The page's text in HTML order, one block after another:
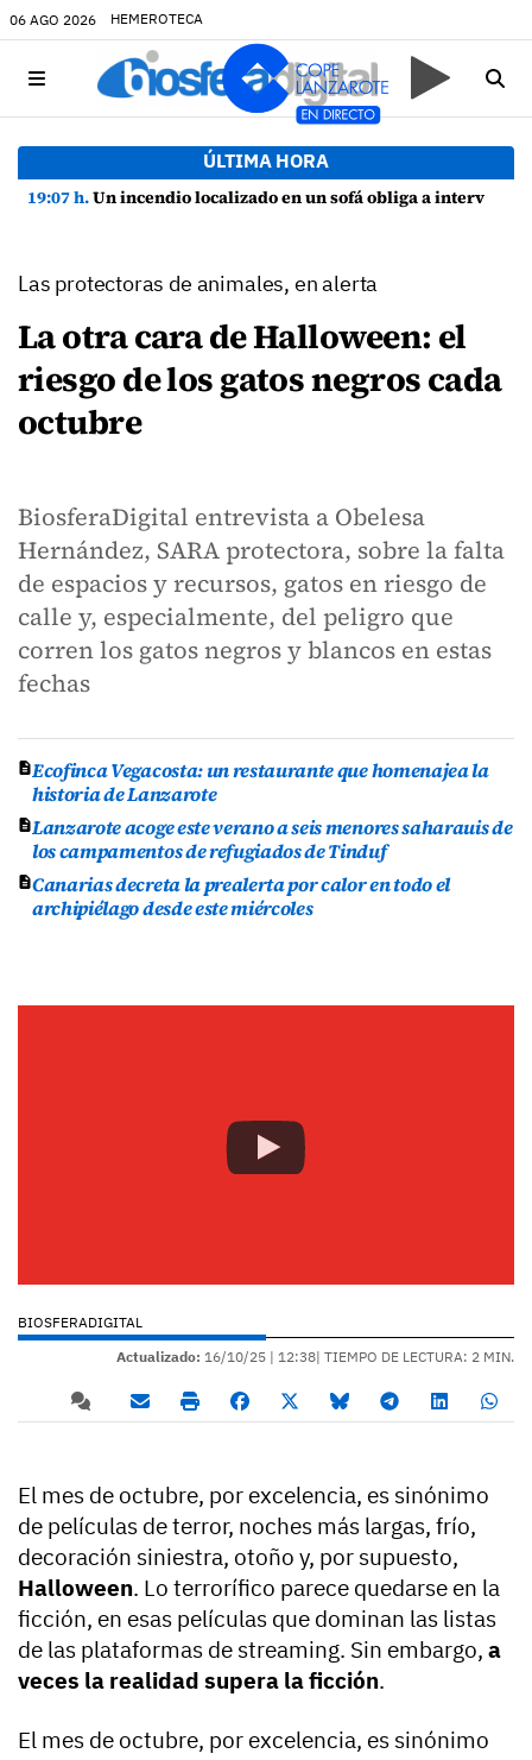
06 AGO 2026 HEMEROTECA
ÚLTIMA HORA
19:07 h.Un incendio localizado en un sofá obliga a intervenir en una vivienda de Playa Honda
Las protectoras de animales, en alerta
La otra cara de Halloween: el
riesgo de los gatos negros cada
octubre
BiosferaDigital entrevista a Obelesa
Hernández, SARA protectora, sobre la falta
de espacios y recursos, gatos en riesgo de
calle y, especialmente, del peligro que
corren los gatos negros y blancos en estas
fechas
Ecofinca Vegacosta: un restaurante que homenajea la
historia de Lanzarote
Lanzarote acoge este verano a seis menores saharauis de
los campamentos de refugiados de Tinduf
Canarias decreta la prealerta por calor en todo el
archipiélago desde este miércoles
BIOSFERADIGITAL
Actualizado: 16/10/25 | 12:38| TIEMPO DE LECTURA: 2 MIN.
El mes de octubre, por excelencia, es sinónimo
de películas de terror, noches más largas, frío,
decoración siniestra, otoño y, por supuesto,
Halloween. Lo terrorífico parece quedarse en la
ficción, en esas películas que dominan las listas
de las plataformas de streaming. Sin embargo, a
veces la realidad supera la ficción.
El mes de octubre, por excelencia, es sinónimo